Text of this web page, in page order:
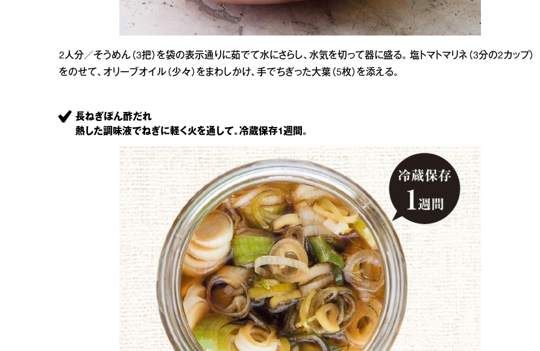
2人分／そうめん（3把）を袋の表示通りに茹でて水にさらし、水気を切って器に盛る。 塩トマトマリネ（3分の2カップ）
をのせて、オリーブオイル（少々）をまわしかけ、手でちぎった大葉（5枚）を添える。
長ねぎぽん酢だれ
熱した調味液でねぎに軽く火を通して。冷蔵保存1週間。